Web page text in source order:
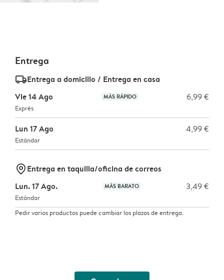
Entrega
delivery_standard_v2Entrega a domicilio / Entrega en casa
Vie 14 Ago
MÁS RÁPIDO 6,99 €
Exprés
Lun 17 Ago 4,99 €
Estándar
marker-pinEntrega en taquilla/oficina de correos
Lun. 17 Ago.
MÁS BARATO 3,49 €
Estándar
Pedir varios productos puede cambiar los plazos de entrega.